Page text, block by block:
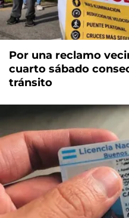
Por una reclamo
cuarto sábado
tránsito